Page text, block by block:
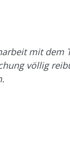
mit dem
völlig